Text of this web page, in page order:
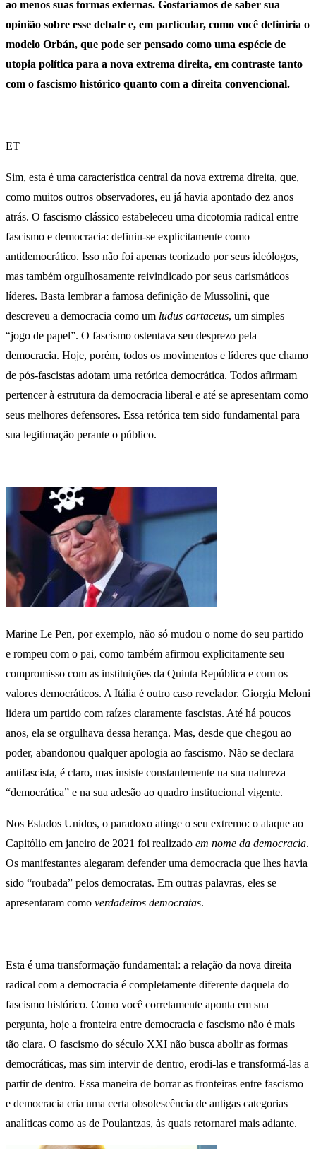
ao menos suas formas externas. Gostaríamos de saber sua
opinião sobre esse debate e, em particular, como você definiria o
modelo Orbán, que pode ser pensado como uma espécie de
utopia política para a nova extrema direita, em contraste tanto
com o fascismo histórico quanto com a direita convencional.
ET
Sim, esta é uma característica central da nova extrema direita, que,
como muitos outros observadores, eu já havia apontado dez anos
atrás. O fascismo clássico estabeleceu uma dicotomia radical entre
fascismo e democracia: definiu-se explicitamente como
antidemocrático. Isso não foi apenas teorizado por seus ideólogos,
mas também orgulhosamente reivindicado por seus carismáticos
líderes. Basta lembrar a famosa definição de Mussolini, que
descreveu a democracia como um ludus cartaceus, um simples
“jogo de papel”. O fascismo ostentava seu desprezo pela
democracia. Hoje, porém, todos os movimentos e líderes que chamo
de pós-fascistas adotam uma retórica democrática. Todos afirmam
pertencer à estrutura da democracia liberal e até se apresentam como
seus melhores defensores. Essa retórica tem sido fundamental para
sua legitimação perante o público.
Marine Le Pen, por exemplo, não só mudou o nome do seu partido
e rompeu com o pai, como também afirmou explicitamente seu
compromisso com as instituições da Quinta República e com os
valores democráticos. A Itália é outro caso revelador. Giorgia Meloni
lidera um partido com raízes claramente fascistas. Até há poucos
anos, ela se orgulhava dessa herança. Mas, desde que chegou ao
poder, abandonou qualquer apologia ao fascismo. Não se declara
antifascista, é claro, mas insiste constantemente na sua natureza
“democrática” e na sua adesão ao quadro institucional vigente.
Nos Estados Unidos, o paradoxo atinge o seu extremo: o ataque ao
Capitólio em janeiro de 2021 foi realizado em nome da democracia.
Os manifestantes alegaram defender uma democracia que lhes havia
sido “roubada” pelos democratas. Em outras palavras, eles se
apresentaram como verdadeiros democratas.
Esta é uma transformação fundamental: a relação da nova direita
radical com a democracia é completamente diferente daquela do
fascismo histórico. Como você corretamente aponta em sua
pergunta, hoje a fronteira entre democracia e fascismo não é mais
tão clara. O fascismo do século XXI não busca abolir as formas
democráticas, mas sim intervir de dentro, erodi-las e transformá-las a
partir de dentro. Essa maneira de borrar as fronteiras entre fascismo
e democracia cria uma certa obsolescência de antigas categorias
analíticas como as de Poulantzas, às quais retornarei mais adiante.